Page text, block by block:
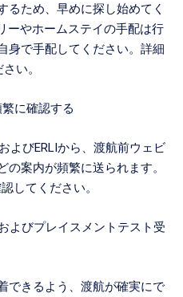
るため、早めに探し始めてく
ーやホームステイの手配は行
身で手配してください。詳細
い。
に確認する
よびERLIから、渡航前ウェビ
案内が頻繁に送られます。
してください。
よびプレイスメントテスト受
できるよう、渡航が確実にで